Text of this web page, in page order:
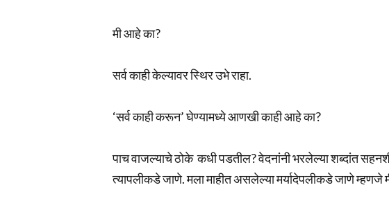
मी आहे का?
सर्व काही केल्यावर स्थिर उभे राहा.
‘सर्व काही करून’ घेण्यामध्ये आणखी काही आहे का?
पाच वाजल्याचे ठोके कधी पडतील? वेदनांनी भरलेल्या शब्दांत
त्यापलीकडे जाणे. मला माहीत असलेल्या मर्यादेपलीकडे जाणे